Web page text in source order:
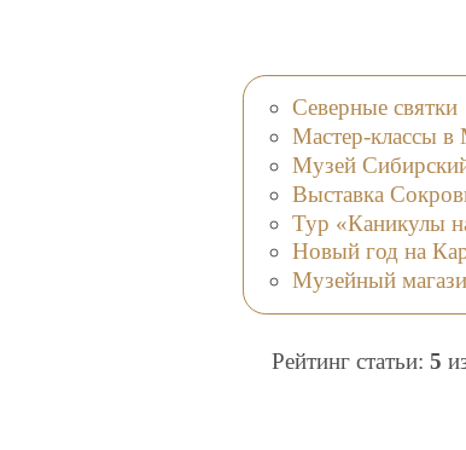
Северные святки
Мастер-классы
Музей
Выставка
Тур «Каникулы
Новый год на
Музейный
Рейтинг статьи: 5